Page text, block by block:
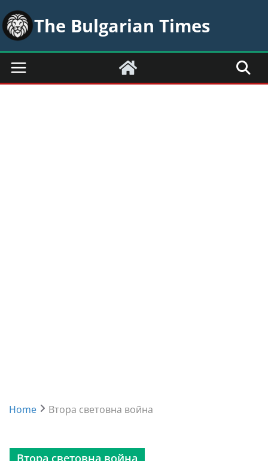
Skip
to
content
The Bulgarian Times
Home Втора световна война
Втора световна война